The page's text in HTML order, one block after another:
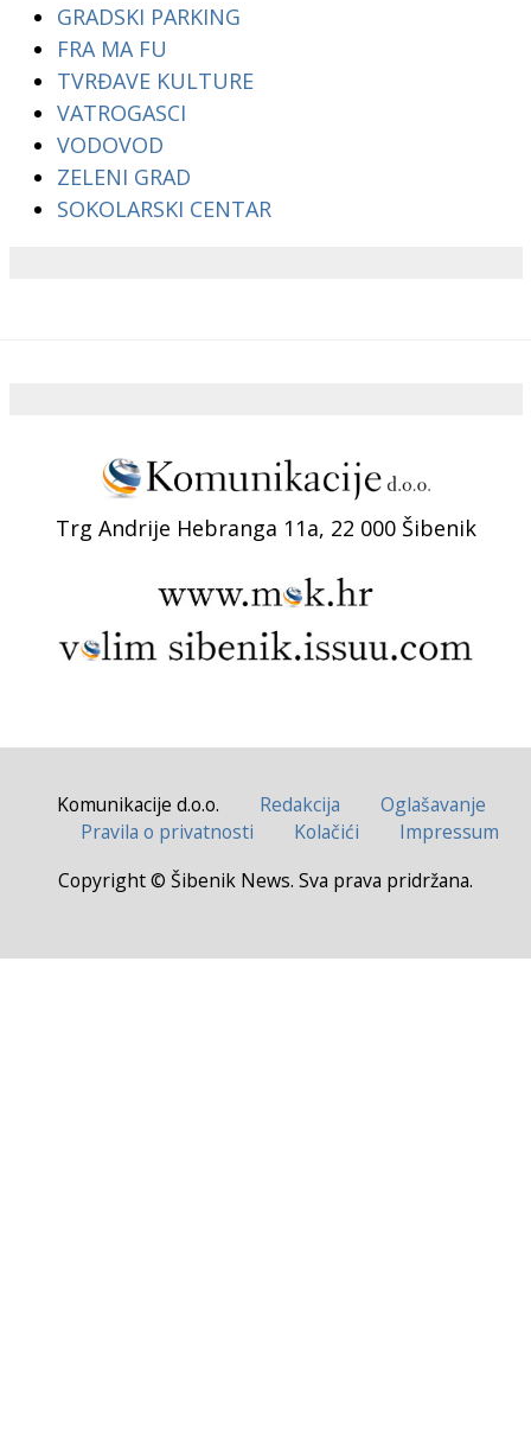
GRADSKI PARKING
FRA MA FU
TVRĐAVE KULTURE
VATROGASCI
VODOVOD
ZELENI GRAD
SOKOLARSKI CENTAR
Trg Andrije Hebranga 11a, 22 000 Šibenik
Komunikacije d.o.o. Redakcija
Oglašavanje
Pravila o privatnosti
Kolačići
Impressum
Copyright © Šibenik News. Sva prava pridržana.